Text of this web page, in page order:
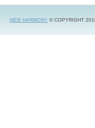
WEB HARMONY © COPYRIGHT